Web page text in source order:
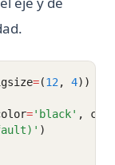
=(12 , 4))
='black' ,
)